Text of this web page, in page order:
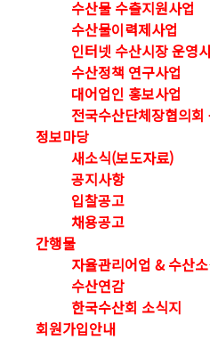
수산물 수출지원사업
수산물이력제사업
인터넷 수산시장 운영
수산정책 연구사업
대어업인 홍보사업
전국수산단체장협의회
정보마당
새소식(보도자료)
공지사항
입찰공고
채용공고
간행물
자율관리어업 & 수산
수산연감
한국수산회 소식지
회원가입안내